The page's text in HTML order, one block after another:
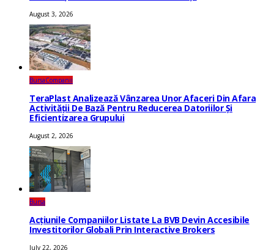
August 3, 2026
BursaCompanii
TeraPlast Analizează Vânzarea Unor Afaceri Din Afara
Activității De Bază Pentru Reducerea Datoriilor Și
Eficientizarea Grupului
August 2, 2026
Bursa
Acțiunile Companiilor Listate La BVB Devin Accesibile
Investitorilor Globali Prin Interactive Brokers
July 22, 2026